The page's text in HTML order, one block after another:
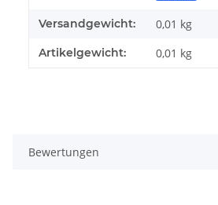
Versandgewicht: 0,01 kg
Artikelgewicht: 0,01 kg
Bewertungen